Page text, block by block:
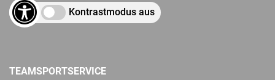
Kontrastmodus aus
TEAMSPORTSERVICE